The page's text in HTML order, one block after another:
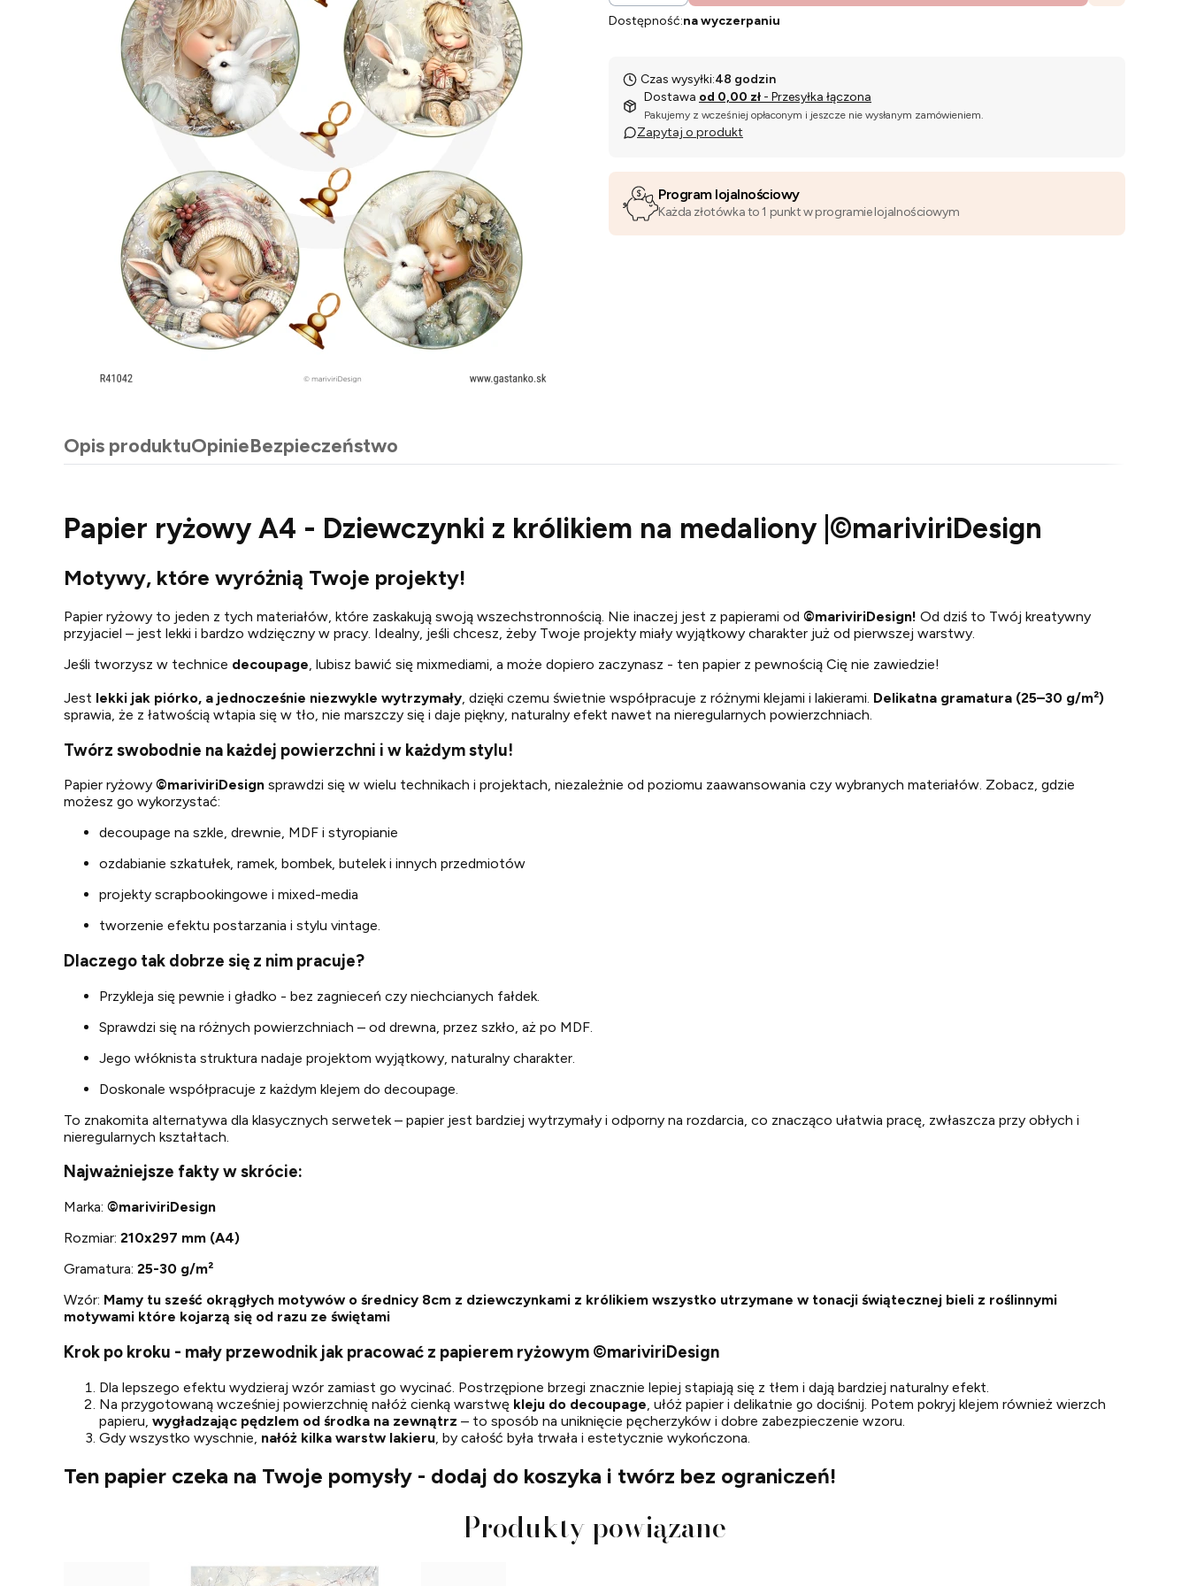
Dostępność:na wyczerpaniu
Czas wysyłki:48 godzin
Dostawa od 0,00 zł - Przesyłka łączona
Pakujemy z wcześniej opłaconym i jeszcze nie wysłanym zamówieniem.
Zapytaj o produkt
Program lojalnościowy
Każda złotówka to 1 punkt w programie lojalnościowym
Opis produktuOpinieBezpieczeństwo
Papier ryżowy A4 - Dziewczynki z królikiem na medaliony |©mariviriDesign
Motywy, które wyróżnią Twoje projekty!
Papier ryżowy to jeden z tych materiałów, które zaskakują swoją wszechstronnością. Nie inaczej jest z papierami od ©mariviriDesign! Od dziś to Twój kreatywny
przyjaciel – jest lekki i bardzo wdzięczny w pracy. Idealny, jeśli chcesz, żeby Twoje projekty miały wyjątkowy charakter już od pierwszej warstwy.
Jeśli tworzysz w technice decoupage , lubisz bawić się mixmediami, a może dopiero zaczynasz - ten papier z pewnością Cię nie zawiedzie!
Jest lekki jak piórko, a jednocześnie niezwykle wytrzymały , dzięki czemu świetnie współpracuje z różnymi klejami i lakierami. Delikatna gramatura (25–30 g/m²)
sprawia, że z łatwością wtapia się w tło, nie marszczy się i daje piękny, naturalny efekt nawet na nieregularnych powierzchniach.
Twórz swobodnie na każdej powierzchni i w każdym stylu!
Papier ryżowy ©mariviriDesign sprawdzi się w wielu technikach i projektach, niezależnie od poziomu zaawansowania czy wybranych materiałów. Zobacz, gdzie
możesz go wykorzystać:
decoupage na szkle, drewnie, MDF i styropianie
ozdabianie szkatułek, ramek, bombek, butelek i innych przedmiotów
projekty scrapbookingowe i mixed-media
tworzenie efektu postarzania i stylu vintage.
Dlaczego tak dobrze się z nim pracuje?
Przykleja się pewnie i gładko - bez zagnieceń czy niechcianych fałdek.
Sprawdzi się na różnych powierzchniach – od drewna, przez szkło, aż po MDF.
Jego włóknista struktura nadaje projektom wyjątkowy, naturalny charakter.
Doskonale współpracuje z każdym klejem do decoupage.
To znakomita alternatywa dla klasycznych serwetek – papier jest bardziej wytrzymały i odporny na rozdarcia, co znacząco ułatwia pracę, zwłaszcza przy obłych i
nieregularnych kształtach.
Najważniejsze fakty w skrócie:
Marka: ©mariviriDesign
Rozmiar: 210x297 mm (A4)
Gramatura: 25-30 g/m²
Wzór: Mamy tu sześć okrągłych motywów o średnicy 8cm z dziewczynkami z królikiem wszystko utrzymane w tonacji świątecznej bieli z roślinnymi
motywami które kojarzą się od razu ze świętami
Krok po kroku - mały przewodnik jak pracować z papierem ryżowym ©mariviriDesign
Dla lepszego efektu wydzieraj wzór zamiast go wycinać. Postrzępione brzegi znacznie lepiej stapiają się z tłem i dają bardziej naturalny efekt.
Na przygotowaną wcześniej powierzchnię nałóż cienką warstwę kleju do decoupage , ułóż papier i delikatnie go dociśnij. Potem pokryj klejem również wierzch
papieru, wygładzając pędzlem od środka na zewnątrz – to sposób na uniknięcie pęcherzyków i dobre zabezpieczenie wzoru.
Gdy wszystko wyschnie, nałóż kilka warstw lakieru , by całość była trwała i estetycznie wykończona.
Ten papier czeka na Twoje pomysły - dodaj do koszyka i twórz bez ograniczeń!
Produkty powiązane